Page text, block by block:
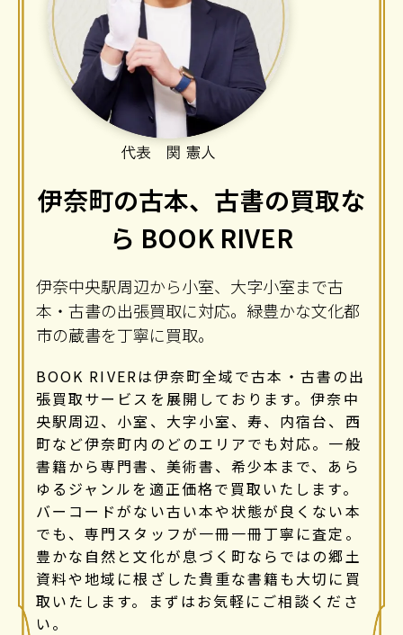
伊奈町の古本、古書の買取な
ら BOOK RIVER
伊奈中央駅周辺から小室、大字小室まで古
本・古書の出張買取に対応。緑豊かな文化都
市の蔵書を丁寧に買取。
BOOK RIVERは伊奈町全域で古本・古書の出
張買取サービスを展開しております。伊奈中
央駅周辺、小室、大字小室、寿、内宿台、西
町など伊奈町内のどのエリアでも対応。一般
書籍から専門書、美術書、希少本まで、あら
ゆるジャンルを適正価格で買取いたします。
バーコードがない古い本や状態が良くない本
でも、専門スタッフが一冊一冊丁寧に査定。
豊かな自然と文化が息づく町ならではの郷土
資料や地域に根ざした貴重な書籍も大切に買
取いたします。まずはお気軽にご相談くださ
い。